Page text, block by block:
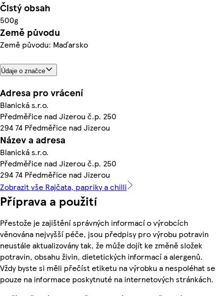
Čistý obsah
500g
Země původu
Země původu: Maďarsko
Údaje o značce
Adresa pro vrácení
Blanická s.r.o.
Předměřice nad Jizerou č.p. 250
294 74 Předměřice nad Jizerou
Název a adresa
Blanická s.r.o.
Předměřice nad Jizerou č.p. 250
294 74 Předměřice nad Jizerou
Zobrazit vše Rajčata, papriky a chilli
Příprava a použití
Přestože je zajištění správných informací o výrobcích
věnována nejvyšší péče, jsou předpisy pro výrobu potravin
neustále aktualizovány tak, že může dojít ke změně složek
potravin, obsahu živin, dietetických informací a alergenů.
Vždy byste si měli přečíst etiketu na výrobku a nespoléhat se
pouze na informace poskytnuté na internetových stránkách.